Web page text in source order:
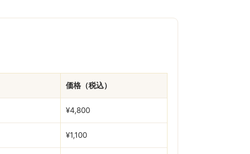
価格（税込）
¥4,800
¥1,100